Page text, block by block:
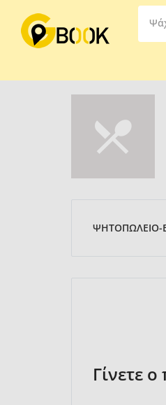
ΨΗΤΟΠΩΛΕΙΟ-
Γίνετε